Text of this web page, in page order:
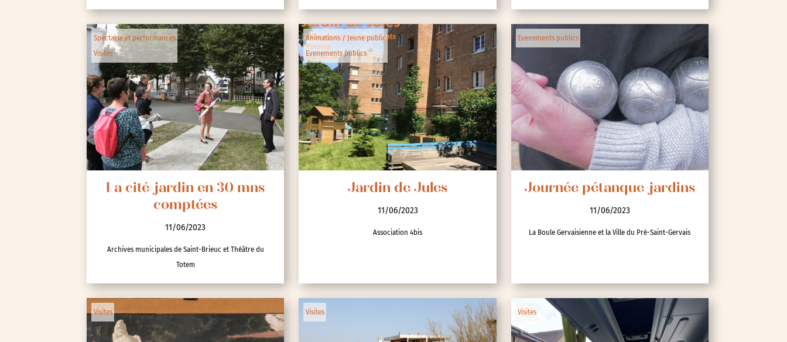
Spectacle et performances
Visites
La cité-jardin en 30 mns
comptées
11/06/2023
Archives municipales de Saint-Brieuc et Théâtre du
Totem
Animations / Jeune public
Evenements publics
Jardin de Jules
11/06/2023
Association 4bis
Evenements publics
Journée pétanque-jardins
11/06/2023
La Boule Gervaisienne et la Ville du Pré-Saint-Gervais
Visites Visites Visites